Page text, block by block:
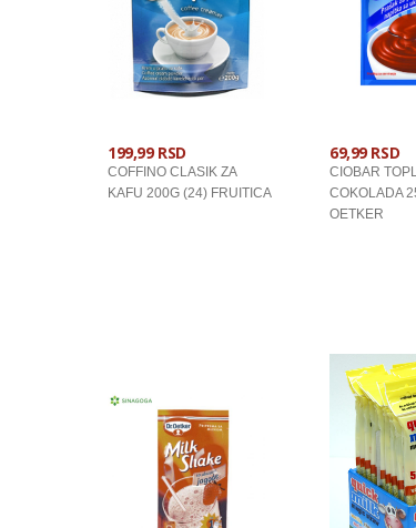
199,99 RSD
COFFINO CLASIK ZA
KAFU 200G (24) FRUITICA
69,99 RSD
CIOBAR
COKOLADA
OETKER